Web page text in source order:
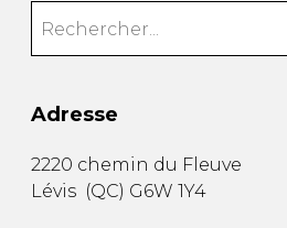
Adresse
2220 chemin du Fleuve
Lévis (QC) G6W 1Y4